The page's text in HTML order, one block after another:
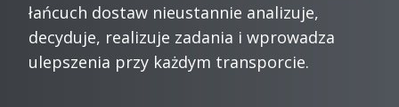
łańcuch dostaw nieustannie analizuje,
decyduje, realizuje zadania i wprowadza
ulepszenia przy każdym transporcie.